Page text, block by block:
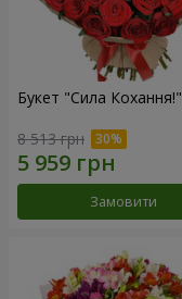
Букет "Сила Кохання!"
8 513 грн
Замовити